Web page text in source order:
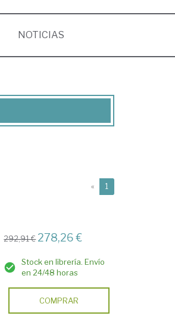
NOTICIAS
« 1
292,91 € 278,26 €
Stock en librería. Envío
en 24/48 horas
COMPRAR